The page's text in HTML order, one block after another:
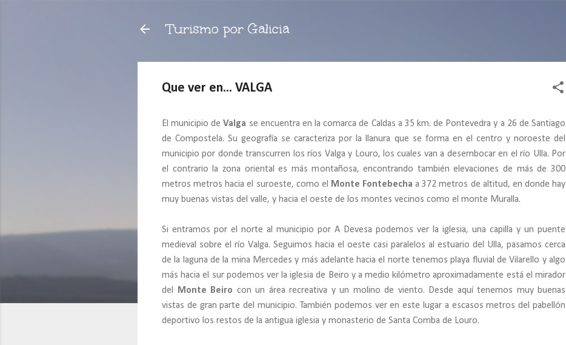
Turismo por Galicia
Que ver en... VALGA
El municipio deValga se encuentra en la comarca de Caldas a 35 km. de Pontevedra y a 26 de Santiago
de Compostela. Su geografía se caracteriza por la llanura que se forma en el centro y noroeste del
municipio por donde transcurren los ríos Valga y Louro, los cuales van a desembocar en el río Ulla. Por
el contrario la zona oriental es más montañosa, encontrando también elevaciones de más de 300
metros metros hacia el suroeste, como el
Monte Fontebecha a 372 metros de altitud, en donde hay
muy buenas vistas del valle, y hacia el oeste de los montes vecinos como el monte Muralla.
Si entramos por el norte al municipio por A Devesa podemos ver la iglesia, una capilla y un puente
medieval sobre el río Valga. Seguimos hacia el oeste casi paralelos al estuario del Ulla, pasamos cerca
de la laguna de la mina Mercedes y más adelante hacia el norte tenemos playa fluvial de Vilarello y algo
más hacia el sur podemos ver la iglesia de Beiro y a medio kilómetro aproximadamente está el mirador
del
Monte Beiro con un área recreativa y un molino de viento. Desde aquí tenemos muy buenas
vistas de gran parte del municipio. También podemos ver en este lugar a escasos metros del pabellón
deportivo los restos de la antigua iglesia y monasterio de Santa Comba de Louro.